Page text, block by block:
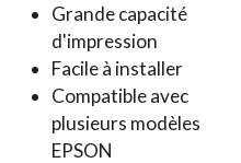
Grande capacité
d'impression
Facile à installer
Compatible avec
plusieurs modèles
EPSON